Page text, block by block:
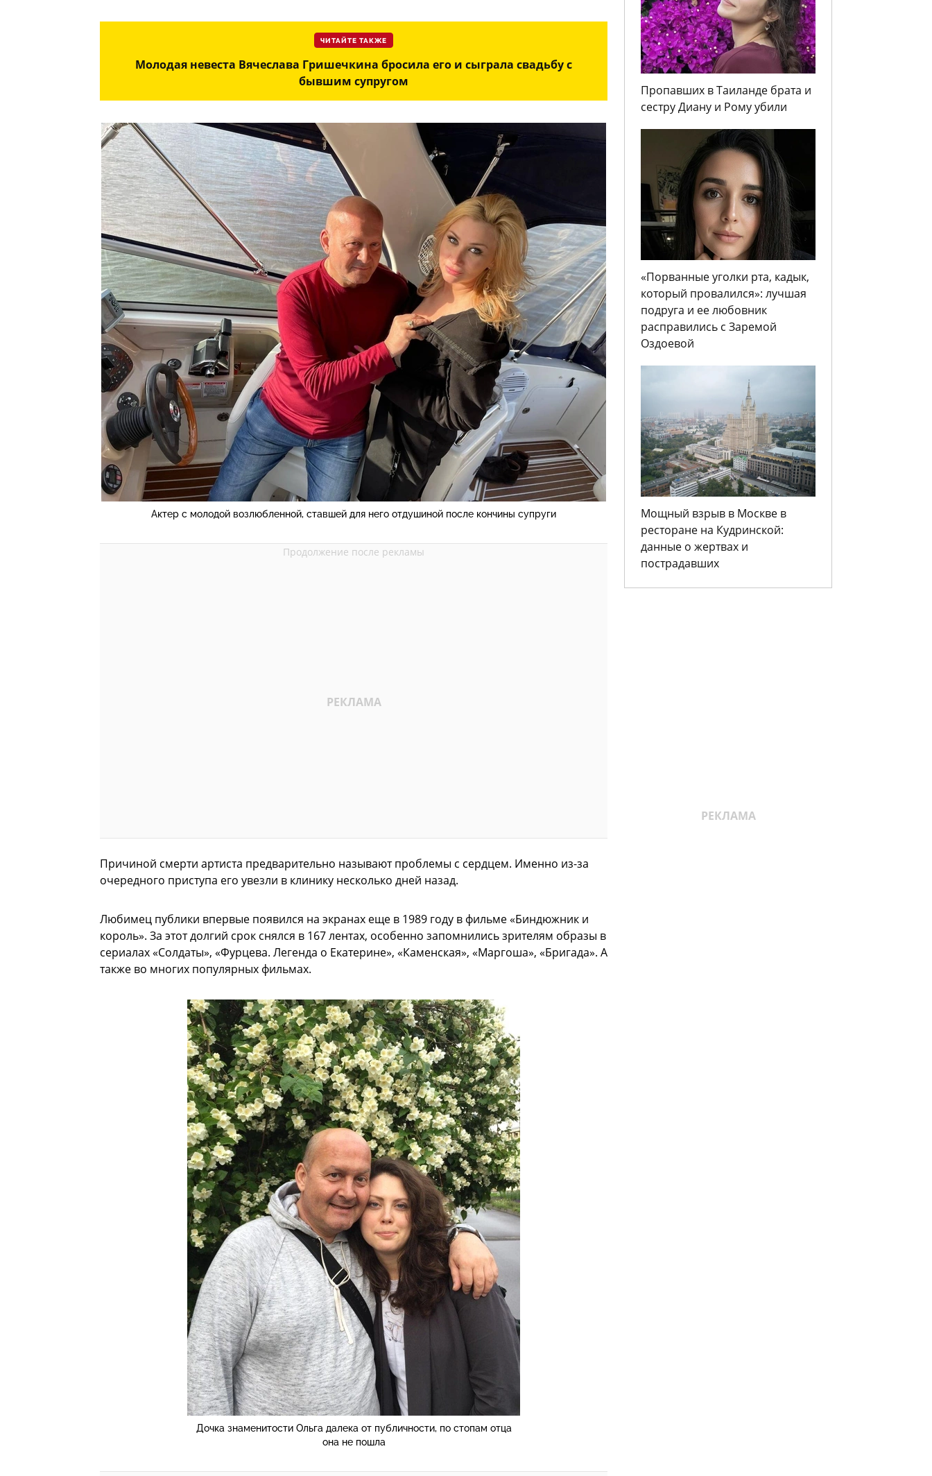
ЧИТАЙТЕ ТАКЖЕ
Молодая невеста Вячеслава Гришечкина бросила его и сыграла свадьбу с
бывшим супругом
Актер с молодой возлюбленной, ставшей для него отдушиной после кончины супруги
Причиной смерти артиста предварительно называют проблемы с сердцем. Именно из-за
очередного приступа его увезли в клинику несколько дней назад.
Любимец публики впервые появился на экранах еще в 1989 году в фильме «Биндюжник и
король». За этот долгий срок снялся в 167 лентах, особенно запомнились зрителям образы в
сериалах «Солдаты», «Фурцева. Легенда о Екатерине», «Каменская», «Маргоша», «Бригада». А
также во многих популярных фильмах.
Дочка знаменитости Ольга далека от публичности, по стопам отца
она не пошла
Пропавших в Таиланде брата и
сестру Диану и Рому убили
«Порванные уголки рта, кадык,
который провалился»: лучшая
подруга и ее любовник
расправились с Заремой
Оздоевой
Мощный взрыв в Москве в
ресторане на Кудринской:
данные о жертвах и
пострадавших